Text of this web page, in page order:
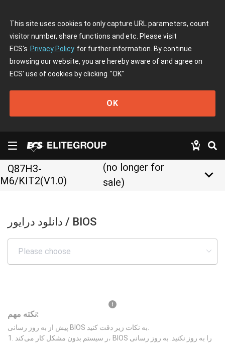
This site uses cookies to only capture URL parameters, count
visitor number, share functions and etc. Please visit
ECS's Privacy Policy for further information. By continue
browsing our website, you are hereby aware of and agree on
ECS' use of cookies by clicking "OK"
OK
Q87H3-
M6/KIT2(V1.0)
(no longer for
sale)
keyboard_arrow_down
دانلود درایور / BIOS
نکته مهم:
ر سیستم بدون مشکل کار می‌کند، BIOS را به روز نکنید. به روز رسانی